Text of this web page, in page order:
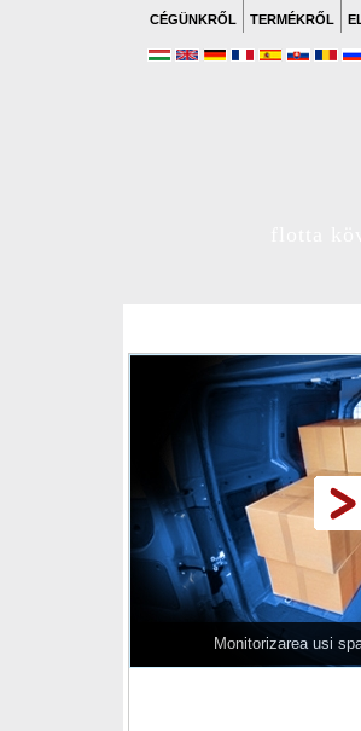
CÉGÜNKRŐL TERMÉKRŐL
Monitorizarea usi